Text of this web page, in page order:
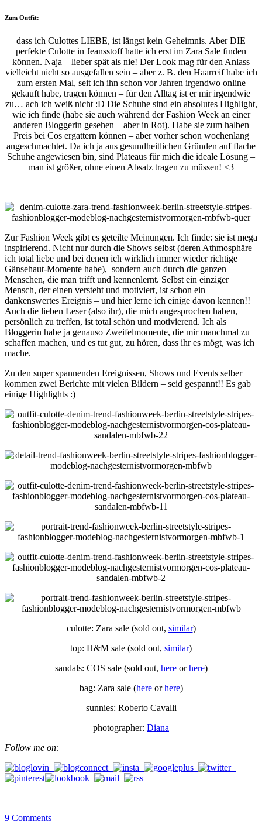
Zum Outfit:
dass ich Culottes LIEBE, ist längst kein Geheimnis. Aber DIE
perfekte Culotte in Jeansstoff hatte ich erst im Zara Sale finden
können. Naja – lieber spät als nie! Der Look mag für den Anlass
vielleicht nicht so ausgefallen sein – aber z. B. den Haarreif habe ich
zum ersten Mal, seit ich ihn schon vor Jahren irgendwo online
gekauft habe, tragen können – für den Alltag ist er mir irgendwie
zu… ach ich weiß nicht :D Die Schuhe sind ein absolutes Highlight,
wie ich finde (habe sie auch während der Fashion Week an einer
anderen Bloggerin gesehen – aber in Rot). Habe sie zum halben
Preis bei Cos ergattern können – aber vorher schon wochenlang
angeschmachtet. Da ich ja aus gesundheitlichen Gründen auf flache
Schuhe angewiesen bin, sind Plateaus für mich die ideale Lösung –
man ist größer, ohne einen Absatz tragen zu müssen! <3
Zur Fashion Week gibt es geteilte Meinungen. Ich finde: sie ist mega
inspirierend. Nicht nur durch die Shows selbst (deren Athmosphäre
ich total liebe und bei denen ich wirklich immer wieder richtige
Gänsehaut-Momente habe), sondern auch durch die ganzen
Menschen, die man trifft und kennenlernt. Selbst ein einziger
Mensch, der einen versteht und motiviert, ist schon ein
dankenswertes Ereignis – und hier lerne ich einige davon kennen!!
Auch die lieben Leser (also ihr), die mich angesprochen haben,
persönlich zu treffen, ist total schön und motivierend. Ich als
Bloggerin habe ja genauso Zweifelmomente, die mir manchmal zu
schaffen machen, und es tut gut, zu hören, dass ihr es mögt, was ich
mache.
Zu den super spannenden Ereignissen, Shows und Events selber
kommen zwei Berichte mit vielen Bildern – seid gespannt!! Es gab
einige Highlights :)
culotte: Zara sale (sold out, similar)
top: H&M sale (sold out, similar)
sandals: COS sale (sold out, hereorhere)
bag: Zara sale (hereorhere)
sunnies: Roberto Cavalli
photographer: Diana
Follow me on:
9 Comments